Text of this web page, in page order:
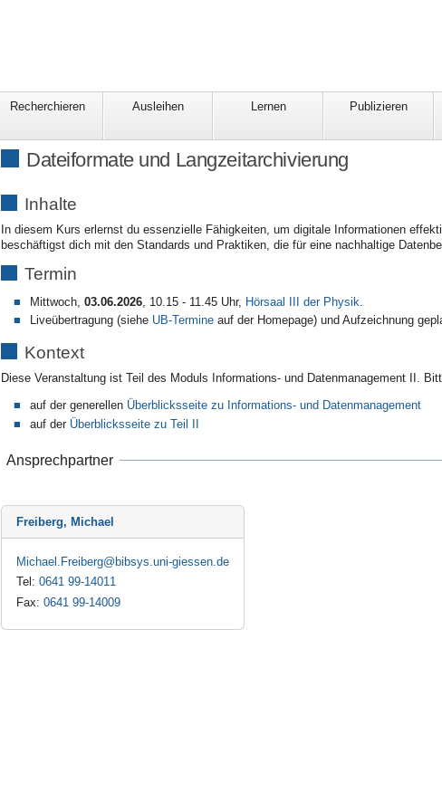
Recherchieren Ausleihen Lernen Publizieren
Dateiformate und Langzeitarchivierung
Inhalte
In diesem Kurs erlernst du essenzielle Fähigkeiten, um digitale Informationen
beschäftigst dich mit den Standards und Praktiken, die für eine nachhaltige
Termin
Mittwoch, 03.06.2026 , 10.15 - 11.45 Uhr, Hörsaal III der Physik
Liveübertragung (siehe UB-Termine auf der Homepage) und Aufzeichnung
Kontext
Diese Veranstaltung ist Teil des Moduls Informations- und Datenmanagement II.
auf der generellen Überblicksseite zu Informations- und Datenmanagement
auf der Überblicksseite zu Teil II
Ansprechpartner
Freiberg, Michael
Michael.Freiberg
Tel: 0641 99-14011
Fax: 0641 99-14009